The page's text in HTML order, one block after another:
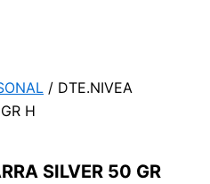
/ DTE.NIVEA
H
SILVER 50 GR